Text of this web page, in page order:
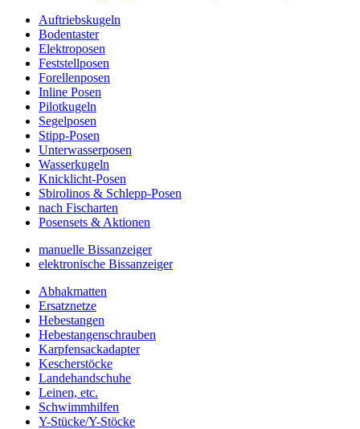
Auftriebskugeln
Bodentaster
Elektroposen
Feststellposen
Forellenposen
Inline Posen
Pilotkugeln
Segelposen
Stipp-Posen
Unterwasserposen
Wasserkugeln
Knicklicht-Posen
Sbirolinos & Schlepp-Posen
nach Fischarten
Posensets & Aktionen
manuelle Bissanzeiger
elektronische Bissanzeiger
Abhakmatten
Ersatznetze
Hebestangen
Hebestangenschrauben
Karpfensackadapter
Kescherstöcke
Landehandschuhe
Leinen, etc.
Schwimmhilfen
Y-Stücke/Y-Stöcke